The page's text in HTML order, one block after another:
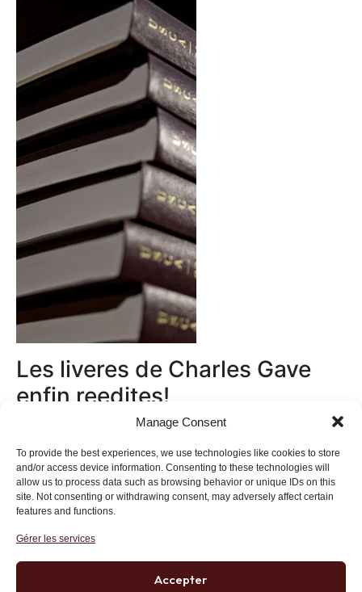
Manage Consent
To provide the best experiences, we use technologies like cookies to store
and/or access device information. Consenting to these technologies will
allow us to process data such as browsing behavior or unique IDs on this
site. Not consenting or withdrawing consent, may adversely affect certain
features and functions.
Gérer les services
Accepter
Les liveres de Charles Gave
enfin reedites!
Institut des Libertés
27 bis rue Copernic, 75116, Paris